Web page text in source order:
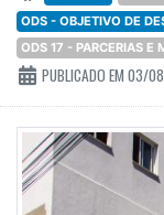
ODS - OBJETIVO DE
ODS 17 - PARCERIAS E
PUBLICADO EM 03/